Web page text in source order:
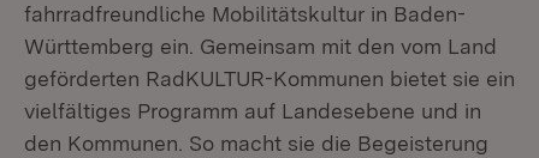
fahrradfreundliche Mobilitätskultur in Baden-
Württemberg ein. Gemeinsam mit den vom Land
geförderten RadKULTUR-Kommunen bietet sie ein
vielfältiges Programm auf Landesebene und in
den Kommunen. So macht sie die Begeisterung